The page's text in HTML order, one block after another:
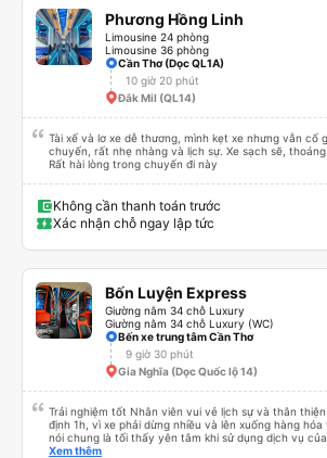
Phương Hồng Linh
Limousine 24 phòng
Limousine 36 phòng
Cần Thơ (Dọc QL1A)
10 giờ 20 phút
Đắk Mil (QL14)
Tài xế và lơ xe dễ thương, mình kẹt xe nhưng vẫn cố
chuyến, rất nhẹ nhàng và lịch sự. Xe sạch sẽ,
Rất hài lòng trong chuyến đi này
Không cần thanh toán trước
Xác nhận chỗ ngay lập tức
Bốn Luyện Express
Giường nằm 34 chỗ Luxury
Giường nằm 34 chỗ Luxury (WC)
Bến xe trung tâm Cần Thơ
9 giờ 30 phút
Gia Nghĩa (Dọc Quốc lộ 14)
Trải nghiệm tốt Nhân viên vui vẻ lịch sự và thân
định 1h, vì xe phải dừng nhiều và lên xuống hàng hóa
nói chung là tối thấy yên tâm khi sử dụng dịch vụ của
hộ và giới thiệu cho người thân sử dụng dịch vụ của
Xem thêm